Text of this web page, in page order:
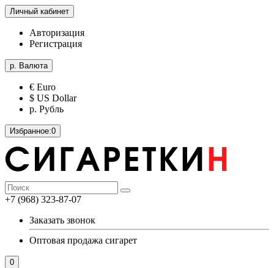
Личный кабинет
Авторизация
Регистрация
р. Валюта
€ Euro
$ US Dollar
р. Рубль
Избранное:0
+7 (968) 323-87-07
Заказать звонок
Оптовая продажа сигарет
0